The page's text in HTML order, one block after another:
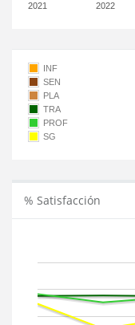
2021 2022
INF
SEN
PLA
TRA
PROF
SG
% Satisfacción